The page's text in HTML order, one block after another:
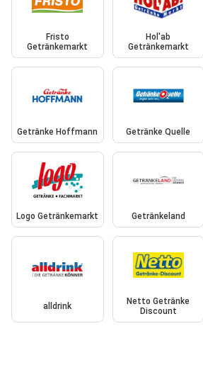
Fristo
Getränkemarkt
Hol'ab
Getränkemarkt
Getränke Hoffmann Getränke Quelle
Logo Getränkemarkt Getränkeland
alldrink
Netto Getränke
Discount